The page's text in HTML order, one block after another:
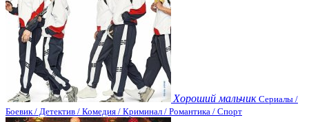
Хороший мальчик Сериалы /
Боевик / Детектив / Комедия / Криминал / Романтика / Спорт